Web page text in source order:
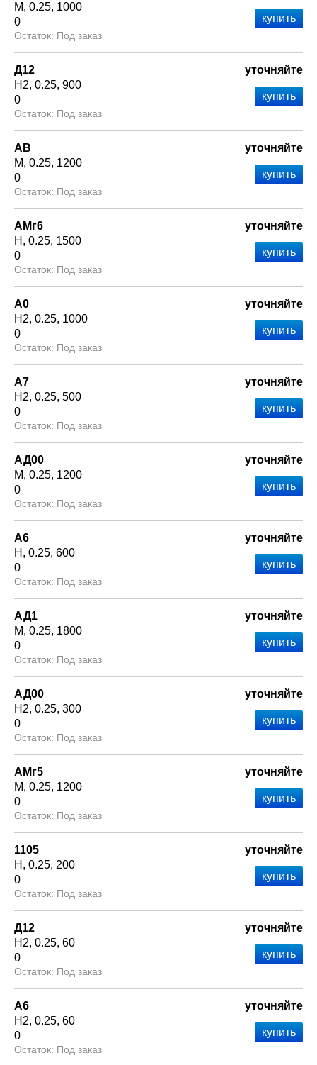
М 0.25 1000
0
Под заказ
Д12
Н2 0.25 900
0
Под заказ
уточняйте
АВ
М 0.25 1200
0
Под заказ
уточняйте
АМг6
Н
0.25 1500
0
Под заказ
уточняйте
А0
Н2 0.25 1000
0
Под заказ
уточняйте
А7
Н2 0.25 500
0
Под заказ
уточняйте
АД00
М 0.25 1200
0
Под заказ
уточняйте
А6
Н
0.25 600
0
Под заказ
уточняйте
АД1
М 0.25 1800
0
Под заказ
уточняйте
АД00
Н2 0.25 300
0
Под заказ
уточняйте
АМг5
М 0.25 1200
0
Под заказ
уточняйте
1105
Н
0.25 200
0
Под заказ
уточняйте
Д12
Н2 0.25 60
0
Под заказ
уточняйте
А6
Н2 0.25 60
0
Под заказ
уточняйте